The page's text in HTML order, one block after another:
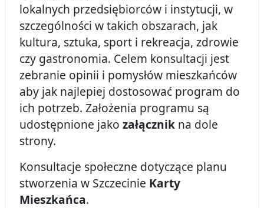
lokalnych przedsiębiorców i instytucji, w
szczególności w takich obszarach, jak
kultura, sztuka, sport i rekreacja, zdrowie
czy gastronomia. Celem konsultacji jest
zebranie opinii i pomysłów mieszkańców
aby jak najlepiej dostosować program do
ich potrzeb. Założenia programu są
udostępnione jako załącznik na dole
strony.
Konsultacje społeczne dotyczące planu
stworzenia w Szczecinie Karty
Mieszkańca.